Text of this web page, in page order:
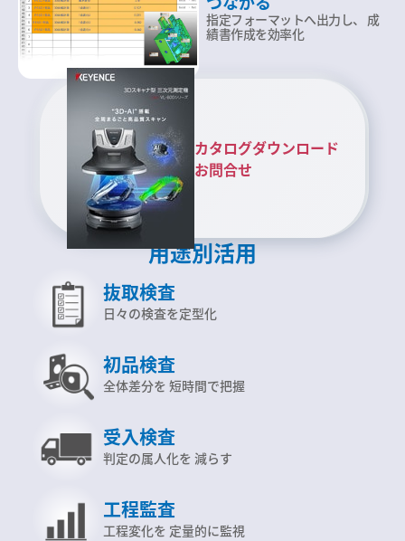
指定フォーマットへ出力し、
成
績書作成を効率化
カタログダウンロード
お問合せ
用途別活用
抜取検査
日々の検査を定型化
初品検査
全体差分を 短時間で把握
受入検査
判定の属人化を 減らす
工程監査
工程変化を 定量的に監視